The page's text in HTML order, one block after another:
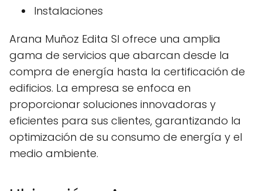
Instalaciones
Arana Muñoz Edita Sl ofrece una amplia
gama de servicios que abarcan desde la
compra de energía hasta la certificación de
edificios. La empresa se enfoca en
proporcionar soluciones innovadoras y
eficientes para sus clientes, garantizando la
optimización de su consumo de energía y el
medio ambiente.